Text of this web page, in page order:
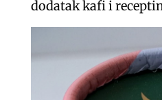
dodatak kafi i